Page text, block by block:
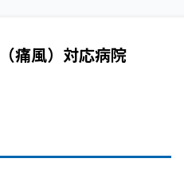
痛風） 対応病院